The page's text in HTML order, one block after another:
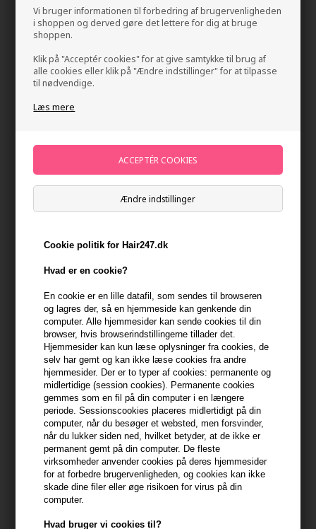
Vi bruger informationen til forbedring af brugervenligheden
i shoppen og derved gøre det lettere for dig at bruge
shoppen.
Klik på "Acceptér cookies" for at give samtykke til brug af
alle cookies eller klik på "Ændre indstillinger" for at tilpasse
til nødvendige.
Læs mere
Ændre indstillinger
Cookie politik for Hair247.dk
Hvad er en cookie?
En cookie er en lille datafil, som sendes til browseren
og lagres der, så en hjemmeside kan genkende din
computer. Alle hjemmesider kan sende cookies til din
browser, hvis browserindstillingerne tillader det.
Hjemmesider kan kun læse oplysninger fra cookies, de
selv har gemt og kan ikke læse cookies fra andre
hjemmesider. Der er to typer af cookies: permanente og
midlertidige (session cookies). Permanente cookies
gemmes som en fil på din computer i en længere
periode. Sessionscookies placeres midlertidigt på din
computer, når du besøger et websted, men forsvinder,
når du lukker siden ned, hvilket betyder, at de ikke er
permanent gemt på din computer. De fleste
virksomheder anvender cookies på deres hjemmesider
for at forbedre brugervenligheden, og cookies kan ikke
skade dine filer eller øge risikoen for virus på din
computer.
Hvad bruger vi cookies til?
Amika The Kure Bond Repair Conditioner 1000ml
Normalpris: 509,00
381,75 DKK
På lager- Leveringstid 1-2 dage
Du får 19 DKK til dit næste køb når du køber denne vare -
min konto
399,10 DKK FRA GRATIS FRAGT
Beskrivelse Anmeldelser Fabrikant
Amika The Kure Repair Conditioner reparerer, styrker, blødgør og
giver nyt liv til tørt hår og skadet hår.